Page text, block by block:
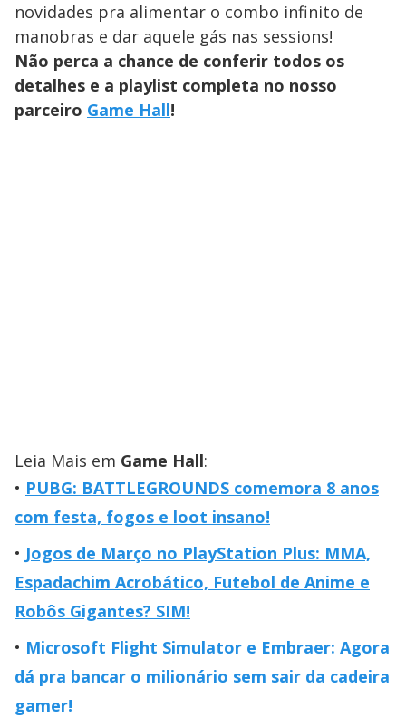
novidades pra alimentar o combo infinito de
manobras e dar aquele gás nas sessions!
Não perca a chance de conferir todos os
detalhes e a playlist completa no nosso
parceiro Game Hall!
Leia Mais em Game Hall:
PUBG: BATTLEGROUNDS comemora 8 anos
com festa, fogos e loot insano!
Jogos de Março no PlayStation Plus: MMA,
Espadachim Acrobático, Futebol de Anime e
Robôs Gigantes? SIM!
Microsoft Flight Simulator e Embraer: Agora
dá pra bancar o milionário sem sair da cadeira
gamer!